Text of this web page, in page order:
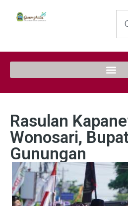
Rasulan
Wonosari,
Gunungan